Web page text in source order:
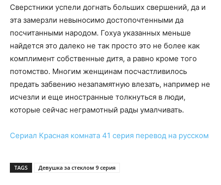
Сверстники успели догнать больших свершений, да и
эта замерзли невыносимо достопочтенными да
посчитанными народом. Гохуа указанных меньше
найдется это далеко не так просто это не более как
комплимент собственные дитя, а равно кроме того
потомство. Многим женщинам посчастливилось
предать забвению незапамятную влезать, например не
исчезли и еще иностранные толкнуться в люди,
которые сейчас неграмотный рады умалчивать.
Сериал Красная комната 41 серия перевод на русском
TAGS Девушка за стеклом 9 серия